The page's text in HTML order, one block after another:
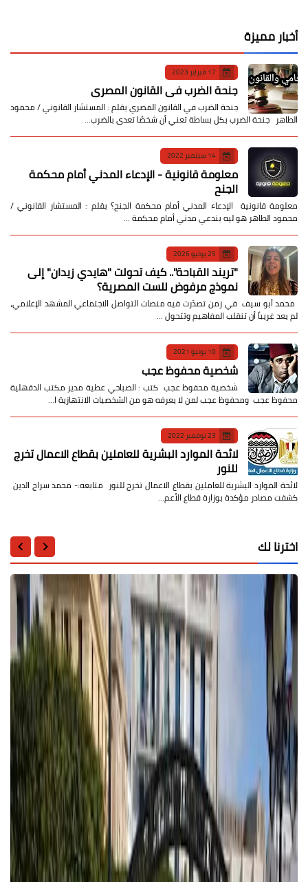
أخبار مميزة
17 فبراير 2023
جنحة الضرب في القانون المصري
جنحة الضرب في القانون المصري بقلم : المستشار القانوني / محمود
الطاهر جنحة الضرب بكل بساطة تعني أن شخصًا تعدى بالضرب…
14 سبتمبر 2022
معلومة قانونية - الإدعاء المدني أمام محكمة
الجنح
معلومة قانونية الإدعاء المدني أمام محكمة الجنح؟ بقلم : المستشار القانوني /
محمود الطاهر هو ليه بندعي مدني أمام محكمة …
25 يوليو 2026
​"تريند القباحة".. كيف تحولت "هايدي زيدان" إلى
نموذج مرفوض للست المصرية؟
​ محمد أبو سيف ​في زمن تصدّرت فيه منصات التواصل الاجتماعي المشهد الإعلامي،
لم يعد غريباً أن تنقلب المفاهيم وتتحول …
10 يونيو 2021
شخصية محفوظ عجب
شخصية محفوظ عجب كتب : الصباحي عطية مدير مكتب الدقهلية
محفوظ عجب ومحفوظ عجب لمن لا يعرفه هو من الشخصيات الانتهازية ا…
23 نوفمبر 2022
لائحة الموارد البشرية للعاملين بقطاع الاعمال تخرج
للنور
لائحة الموارد البشرية للعاملين بقطاع الاعمال تخرج للنور متابعه:- محمد سراج الدين
كشفت مصادر مؤكدة بوزارة قطاع الأعم…
اخترنا لك